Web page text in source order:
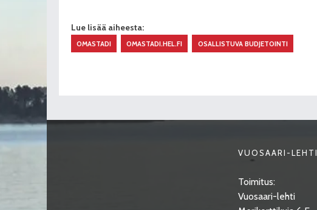
Lue lisää aiheesta:
OMASTADI OMASTADI.HEL.FI OSALLISTUVA BUDJETOINTI
VUOSAARI-LEHTI
Toimitus:
Vuosaari-lehti